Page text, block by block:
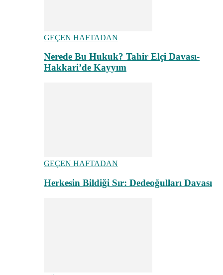
GEÇEN HAFTADAN
Nerede Bu Hukuk? Tahir Elçi Davası-
Hakkari’de Kayyım
GEÇEN HAFTADAN
Herkesin Bildiği Sır: Dedeoğulları Davası